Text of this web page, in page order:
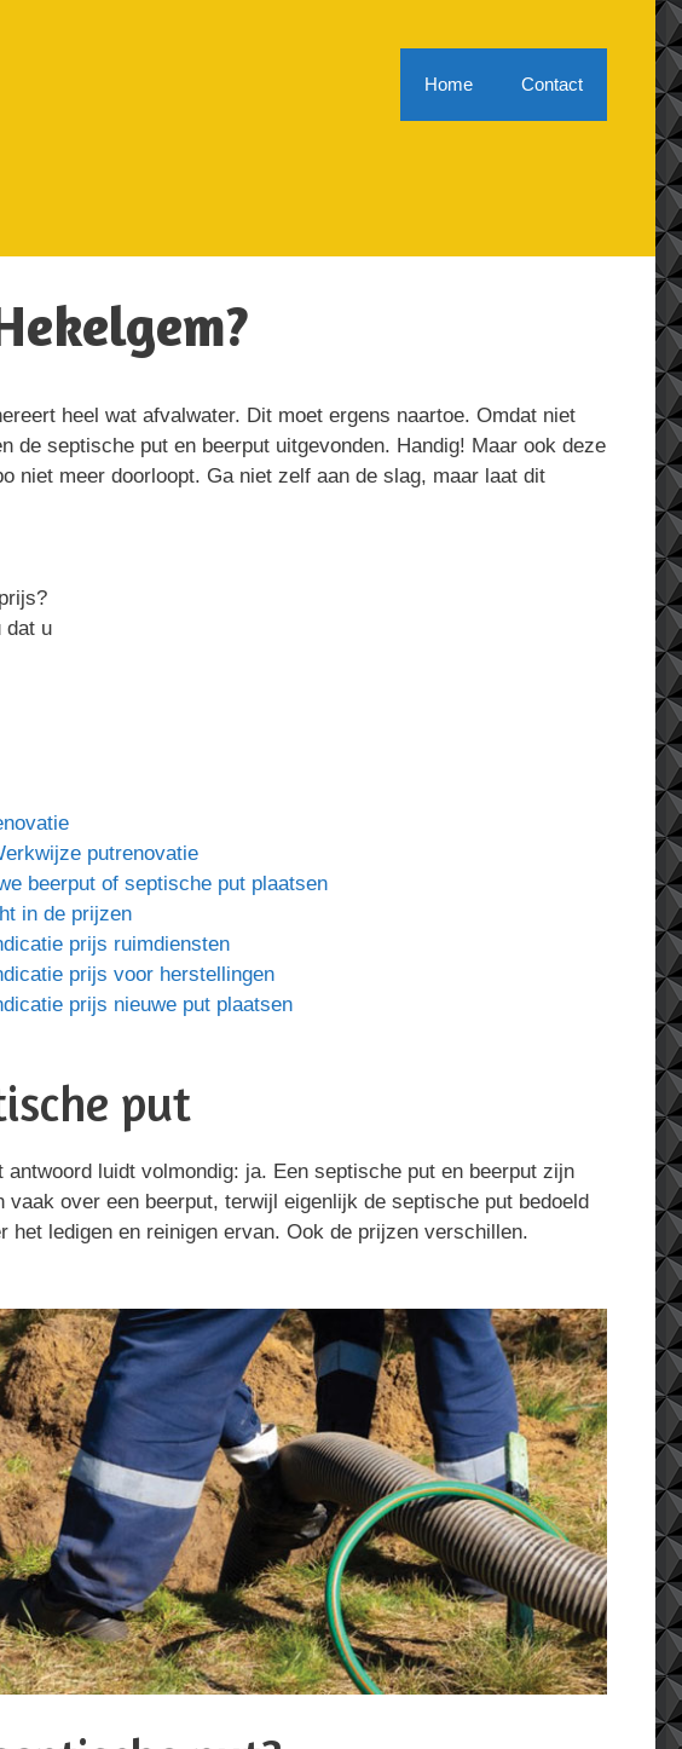
Home Contact
heel wat afvalwater. Dit moet ergens naartoe. Omdat niet
de septische put en beerput uitgevonden. Handig! Maar ook deze
niet meer doorloopt. Ga niet zelf aan de slag, maar laat dit
dat u
putrenovatie
beerput of septische put plaatsen
in de prijzen
prijs ruimdiensten
prijs voor herstellingen
prijs nieuwe put plaatsen
put
luidt volmondig: ja. Een septische put en beerput zijn
over een beerput, terwijl eigenlijk de septische put bedoeld
ledigen en reinigen ervan. Ook de prijzen verschillen.